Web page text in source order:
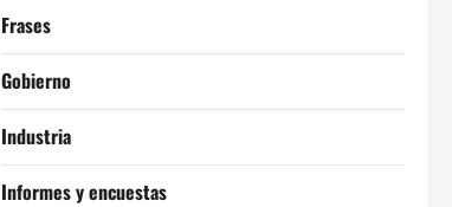
Frases
Gobierno
Industria
Informes y encuestas